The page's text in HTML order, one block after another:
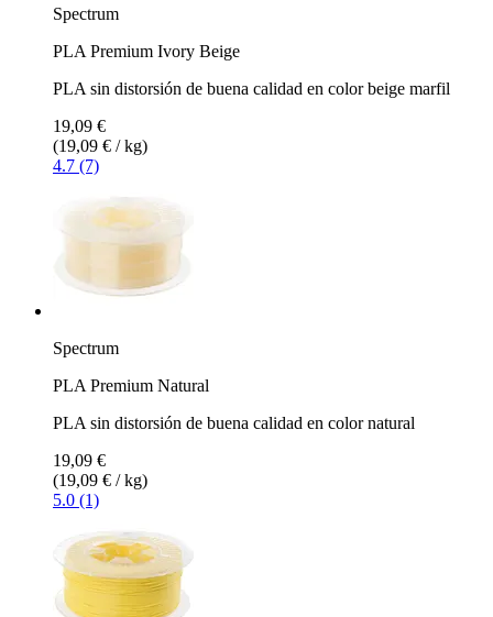
Spectrum
PLA Premium Ivory Beige
PLA sin distorsión de buena calidad en color beige marfil
19,09 €
(19,09 € / kg)
4.7 (7)
Spectrum
PLA Premium Natural
PLA sin distorsión de buena calidad en color natural
19,09 €
(19,09 € / kg)
5.0 (1)